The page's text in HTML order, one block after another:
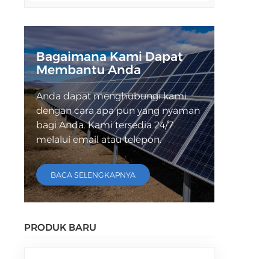
Bagaimana Kami Dapat
Membantu Anda
Anda dapat menghubungi kami
dengan cara apa pun yang nyaman
bagi Anda. Kami tersedia 24/7
melalui email atau telepon.
BACA SELENGKAPNYA
PRODUK BARU